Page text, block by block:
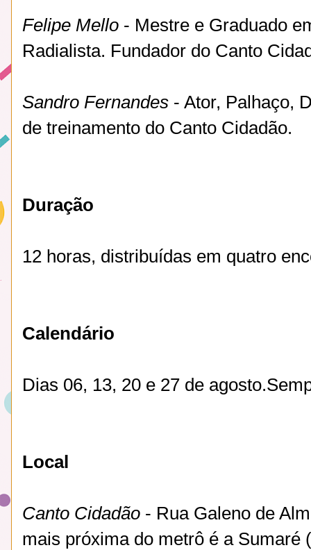
Felipe Mello - Mestre e Graduado
Radialista. Fundador do Canto
Sandro Fernandes - Ator, Palhaço,
de treinamento do Canto Cidadão.
Duração
12 horas, distribuídas em quatro
Calendário
Dias 06, 13, 20 e 27 de agosto.
Local
Canto Cidadão - Rua Galeno de
mais próxima do metrô é a Sumaré